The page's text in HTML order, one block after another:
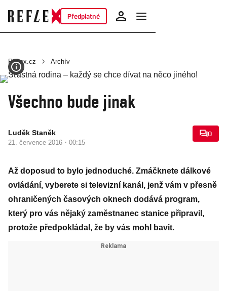
Předplatné
Reflex.cz Archív
Všechno bude jinak
Luděk Staněk
21. července 2016 · 00:15
0
Až doposud to bylo jednoduché. Zmáčknete dálkové
ovládání, vyberete si televizní kanál, jenž vám v přesně
ohraničených časových oknech dodává program,
který pro vás nějaký zaměstnanec stanice připravil,
protože předpokládal, že by vás mohl bavit.